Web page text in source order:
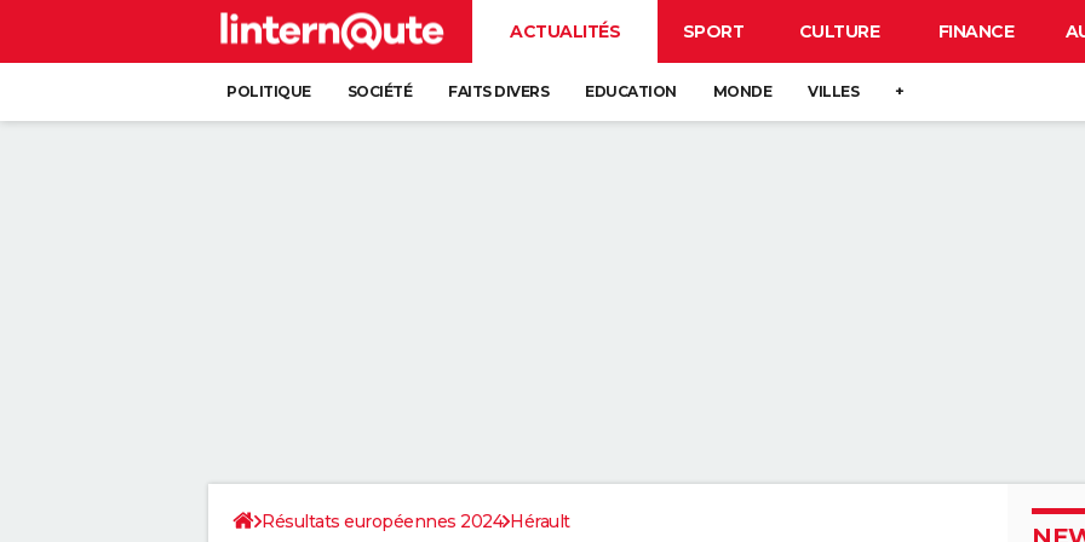
ACTUALITÉS SPORT CULTURE FINANCE
POLITIQUE SOCIÉTÉ FAITS DIVERS EDUCATION MONDE VILLES +
Résultats européennes 2024 Hérault